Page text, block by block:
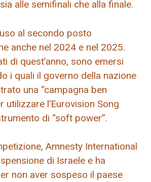
alle semifinali che alla finale.
al secondo posto
anche nel 2024 e nel 2025.
di quest’anno, sono emersi
i quali il governo della nazione
una “campagna ben
utilizzare l’Eurovision Song
di “soft power”.
Amnesty International
di Israele e ha
non aver sospeso il paese